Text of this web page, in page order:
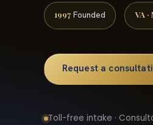
1997 Founded VA ·
Request a
Toll-free intake ·